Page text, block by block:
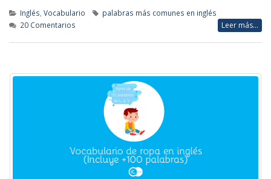
Inglés, Vocabulario
palabras más comunes en inglés
20 Comentarios
Leer más...